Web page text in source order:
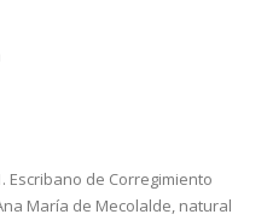
Escribano de Corregimiento
María de Mecolalde, natural